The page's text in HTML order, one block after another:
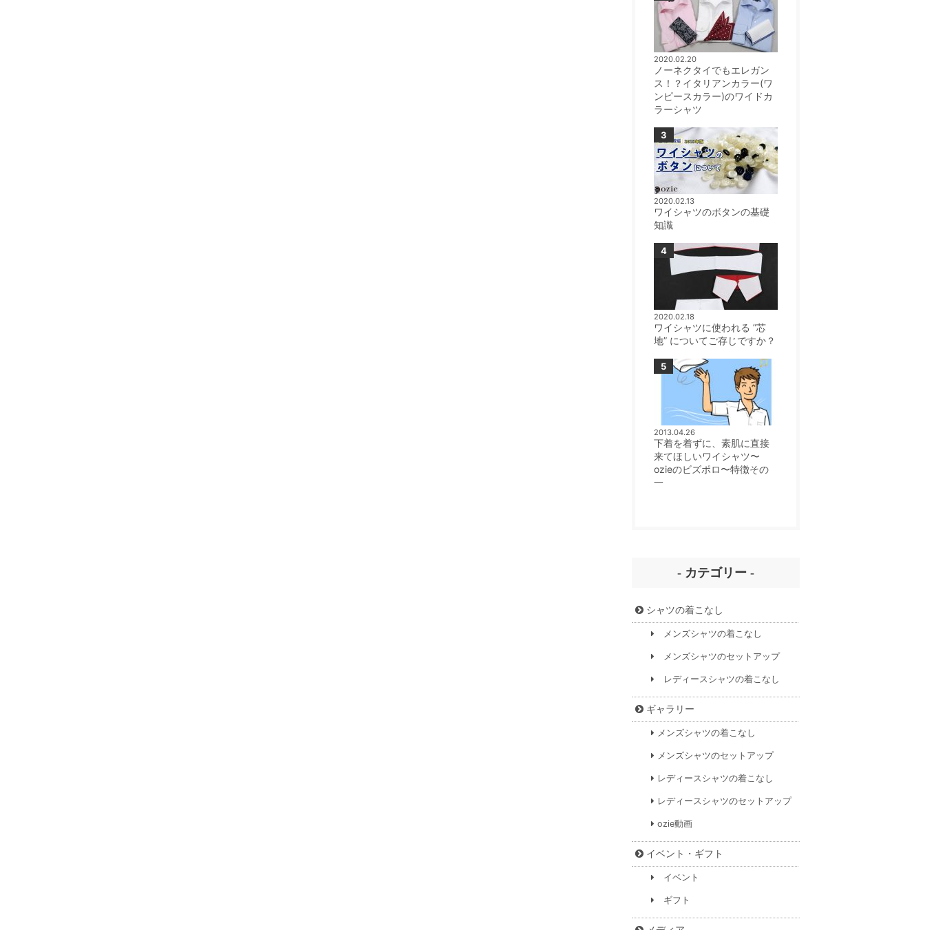
2020.02.20
ノーネクタイでもエレガン
ス！？イタリアンカラー(ワ
ンピースカラー)のワイドカ
ラーシャツ
2020.02.13
ワイシャツのボタンの基礎
知識
2020.02.18
ワイシャツに使われる ”芯
地” についてご存じですか？
2013.04.26
下着を着ずに、素肌に直接
来てほしいワイシャツ〜
ozieのビズポロ〜特徴その
一
- カテゴリー -
シャツの着こなし
メンズシャツの着こなし
メンズシャツのセットアップ
レディースシャツの着こなし
ギャラリー
メンズシャツの着こなし
メンズシャツのセットアップ
レディースシャツの着こなし
レディースシャツのセットアップ
ozie動画
イベント・ギフト
イベント
ギフト